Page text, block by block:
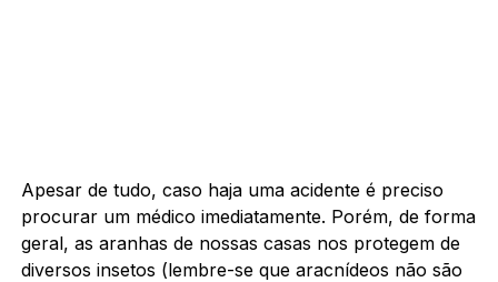
Apesar de tudo, caso haja uma acidente é preciso
procurar um médico imediatamente. Porém, de forma
geral, as aranhas de nossas casas nos protegem de
diversos insetos (lembre-se que aracnídeos não são